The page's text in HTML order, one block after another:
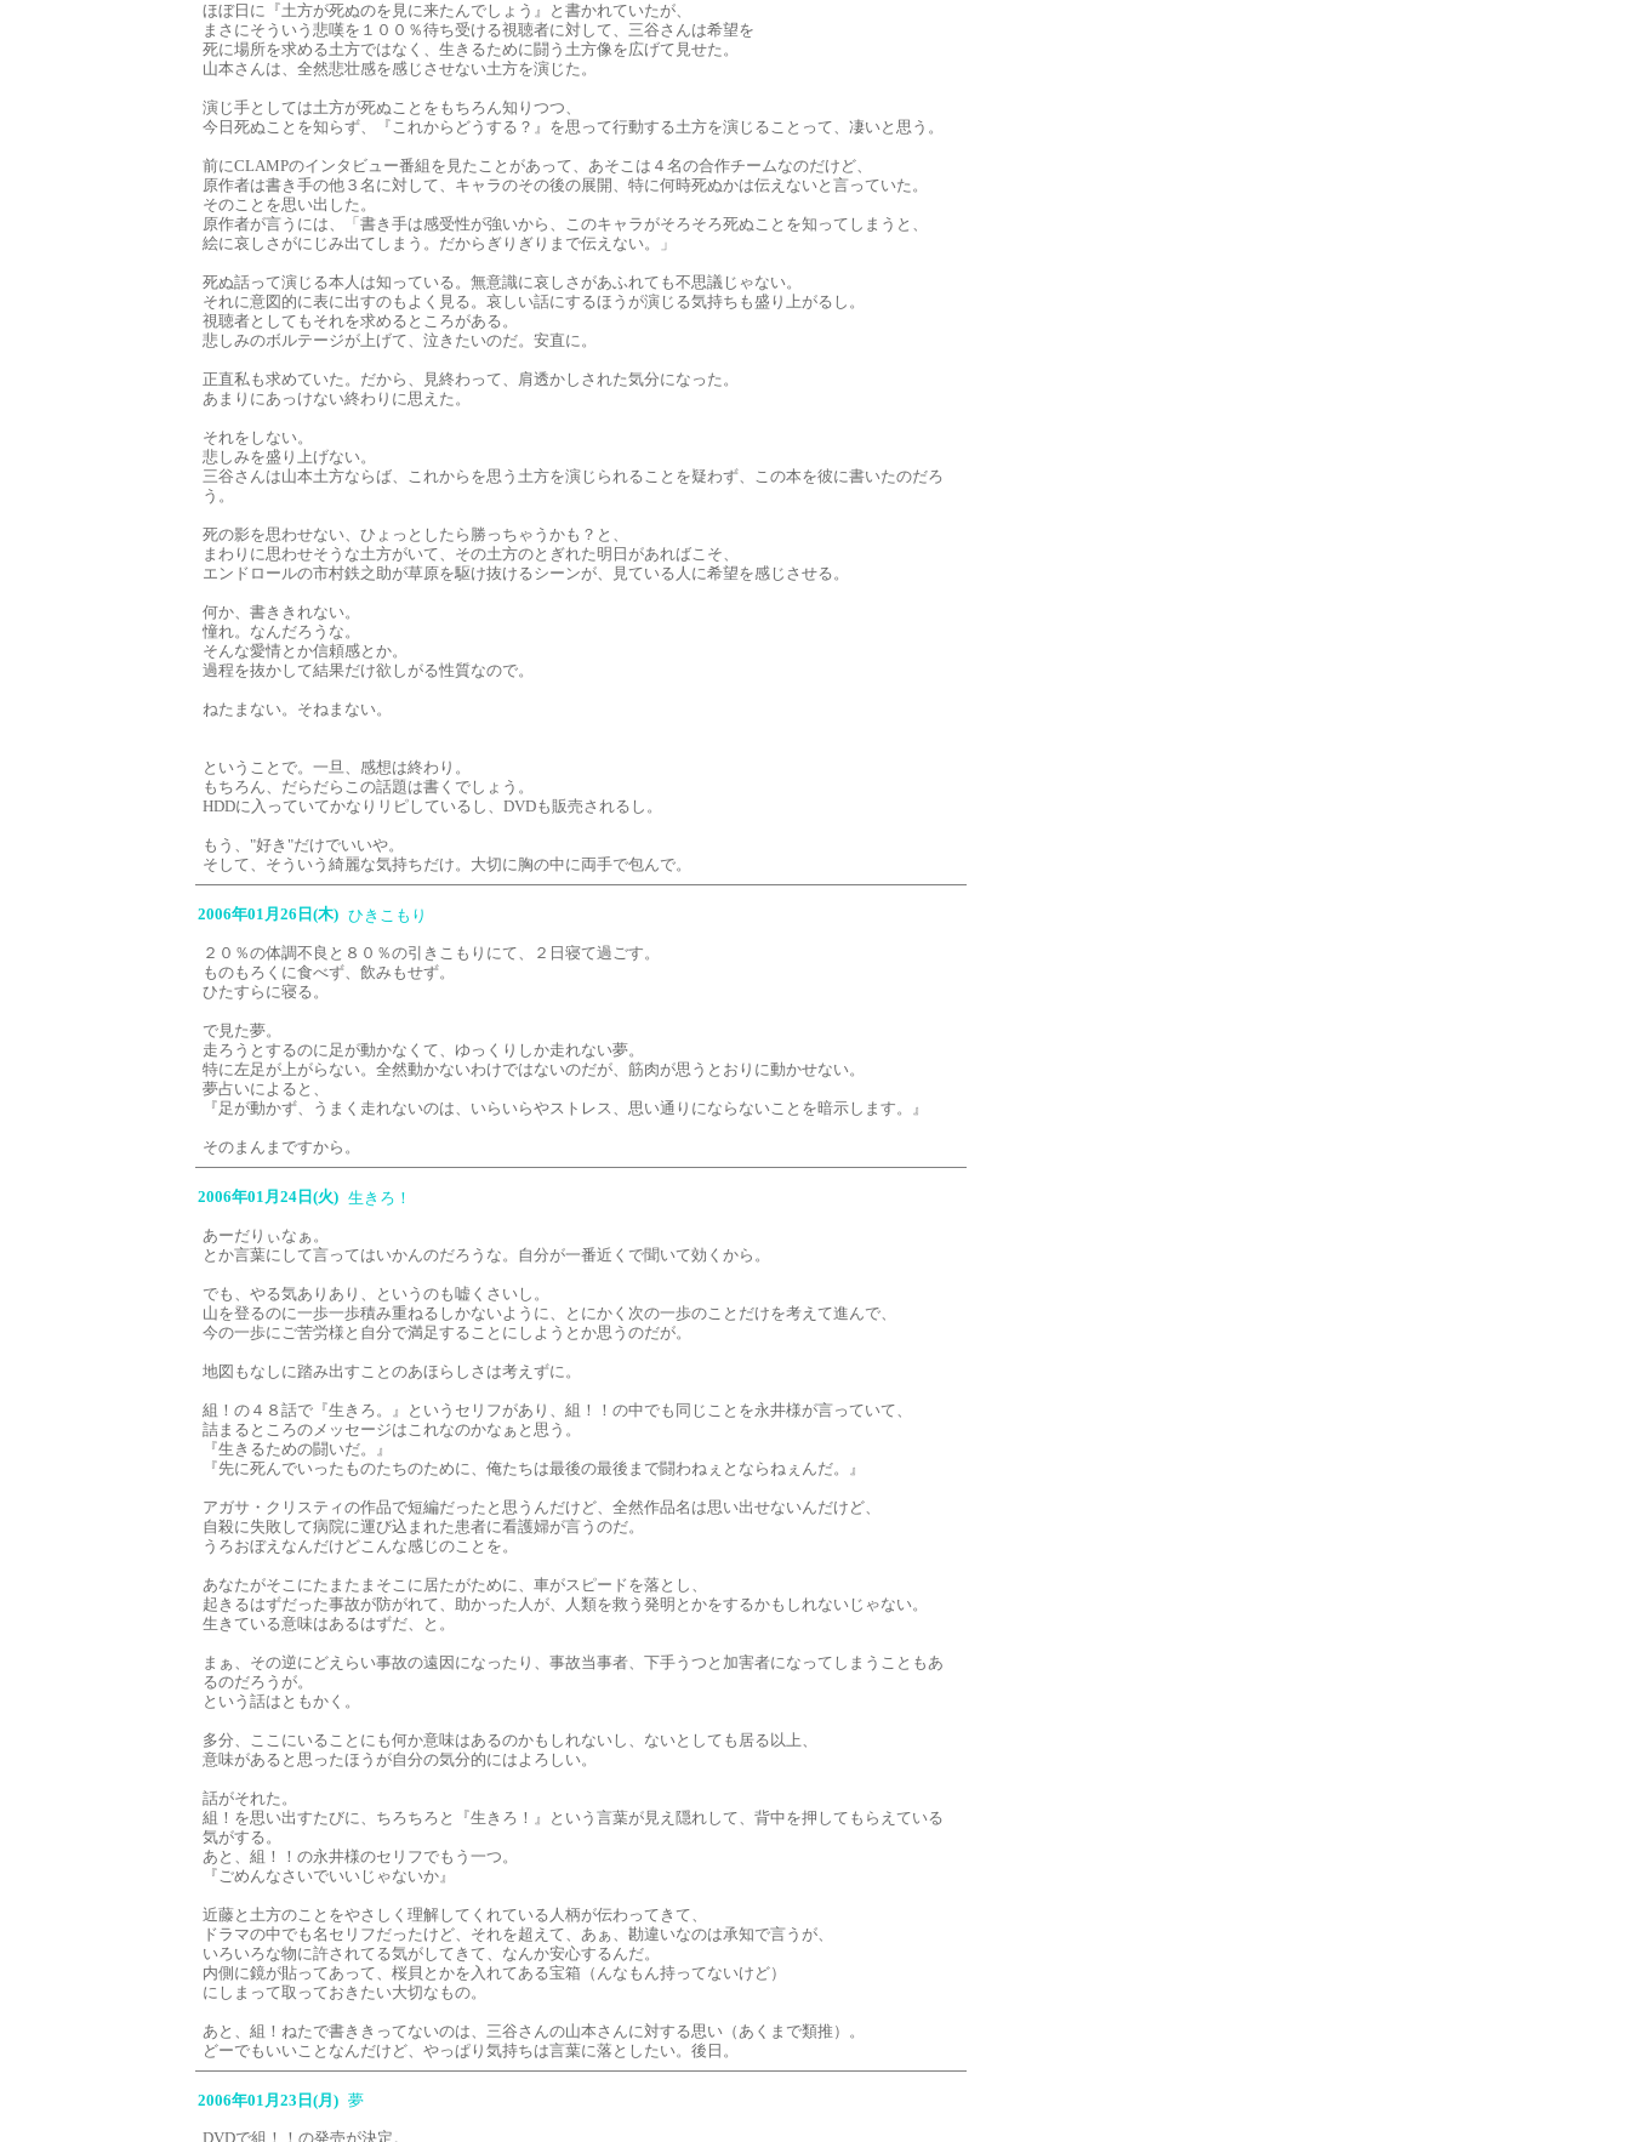
ほぼ日に『土方が死ぬのを見に来たんでしょう』と書かれていたが、
まさにそういう悲嘆を１００％待ち受ける視聴者に対して、三谷さんは希望を
死に場所を求める土方ではなく、生きるために闘う土方像を広げて見せた。
山本さんは、全然悲壮感を感じさせない土方を演じた。
演じ手としては土方が死ぬことをもちろん知りつつ、
今日死ぬことを知らず、『これからどうする？』を思って行動する土方を演じることって、凄いと思う。
前にCLAMPのインタビュー番組を見たことがあって、あそこは４名の合作チームなのだけど、
原作者は書き手の他３名に対して、キャラのその後の展開、特に何時死ぬかは伝えないと言っていた。
そのことを思い出した。
原作者が言うには、「書き手は感受性が強いから、このキャラがそろそろ死ぬことを知ってしまうと、
絵に哀しさがにじみ出てしまう。だからぎりぎりまで伝えない。」
死ぬ話って演じる本人は知っている。無意識に哀しさがあふれても不思議じゃない。
それに意図的に表に出すのもよく見る。哀しい話にするほうが演じる気持ちも盛り上がるし。
視聴者としてもそれを求めるところがある。
悲しみのボルテージが上げて、泣きたいのだ。安直に。
正直私も求めていた。だから、見終わって、肩透かしされた気分になった。
あまりにあっけない終わりに思えた。
それをしない。
悲しみを盛り上げない。
三谷さんは山本土方ならば、これからを思う土方を演じられることを疑わず、この本を彼に書いたのだろ
う。
死の影を思わせない、ひょっとしたら勝っちゃうかも？と、
まわりに思わせそうな土方がいて、その土方のとぎれた明日があればこそ、
エンドロールの市村鉄之助が草原を駆け抜けるシーンが、見ている人に希望を感じさせる。
何か、書ききれない。
憧れ。なんだろうな。
そんな愛情とか信頼感とか。
過程を抜かして結果だけ欲しがる性質なので。
ねたまない。そねまない。
ということで。一旦、感想は終わり。
もちろん、だらだらこの話題は書くでしょう。
HDDに入っていてかなりリピしているし、DVDも販売されるし。
もう、"好き"だけでいいや。
そして、そういう綺麗な気持ちだけ。大切に胸の中に両手で包んで。
2006年01月26日(木) ひきこもり
２０％の体調不良と８０％の引きこもりにて、２日寝て過ごす。
ものもろくに食べず、飲みもせず。
ひたすらに寝る。
で見た夢。
走ろうとするのに足が動かなくて、ゆっくりしか走れない夢。
特に左足が上がらない。全然動かないわけではないのだが、筋肉が思うとおりに動かせない。
夢占いによると、
『足が動かず、うまく走れないのは、いらいらやストレス、思い通りにならないことを暗示します。』
そのまんまですから。
2006年01月24日(火) 生きろ！
あーだりぃなぁ。
とか言葉にして言ってはいかんのだろうな。自分が一番近くで聞いて効くから。
でも、やる気ありあり、というのも嘘くさいし。
山を登るのに一歩一歩積み重ねるしかないように、とにかく次の一歩のことだけを考えて進んで、
今の一歩にご苦労様と自分で満足することにしようとか思うのだが。
地図もなしに踏み出すことのあほらしさは考えずに。
組！の４８話で『生きろ。』というセリフがあり、組！！の中でも同じことを永井様が言っていて、
詰まるところのメッセージはこれなのかなぁと思う。
『生きるための闘いだ。』
『先に死んでいったものたちのために、俺たちは最後の最後まで闘わねぇとならねぇんだ。』
アガサ・クリスティの作品で短編だったと思うんだけど、全然作品名は思い出せないんだけど、
自殺に失敗して病院に運び込まれた患者に看護婦が言うのだ。
うろおぼえなんだけどこんな感じのことを。
あなたがそこにたまたまそこに居たがために、車がスピードを落とし、
起きるはずだった事故が防がれて、助かった人が、人類を救う発明とかをするかもしれないじゃない。
生きている意味はあるはずだ、と。
まぁ、その逆にどえらい事故の遠因になったり、事故当事者、下手うつと加害者になってしまうこともあ
るのだろうが。
という話はともかく。
多分、ここにいることにも何か意味はあるのかもしれないし、ないとしても居る以上、
意味があると思ったほうが自分の気分的にはよろしい。
話がそれた。
組！を思い出すたびに、ちろちろと『生きろ！』という言葉が見え隠れして、背中を押してもらえている
気がする。
あと、組！！の永井様のセリフでもう一つ。
『ごめんなさいでいいじゃないか』
近藤と土方のことをやさしく理解してくれている人柄が伝わってきて、
ドラマの中でも名セリフだったけど、それを超えて、あぁ、勘違いなのは承知で言うが、
いろいろな物に許されてる気がしてきて、なんか安心するんだ。
内側に鏡が貼ってあって、桜貝とかを入れてある宝箱（んなもん持ってないけど）
にしまって取っておきたい大切なもの。
あと、組！ねたで書ききってないのは、三谷さんの山本さんに対する思い（あくまで類推）。
どーでもいいことなんだけど、やっぱり気持ちは言葉に落としたい。後日。
2006年01月23日(月) 夢
DVDで組！！の発売が決定。